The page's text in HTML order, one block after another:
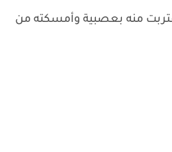
منه بعصبية وأمسكته من